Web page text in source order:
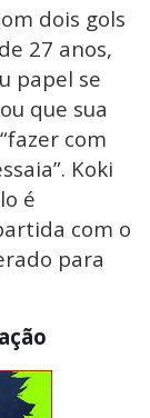
dois gols
27 anos,
papel se
que sua
com
Koki
é
com o
para